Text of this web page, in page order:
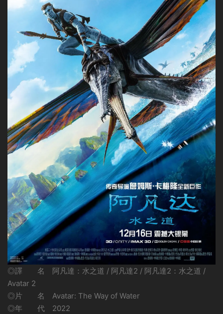
◎譯 名 阿凡達：水之道 / 阿凡達2 / 阿凡達2：水之道 /
Avatar 2
◎片 名 Avatar: The Way of Water
◎年 代 2022